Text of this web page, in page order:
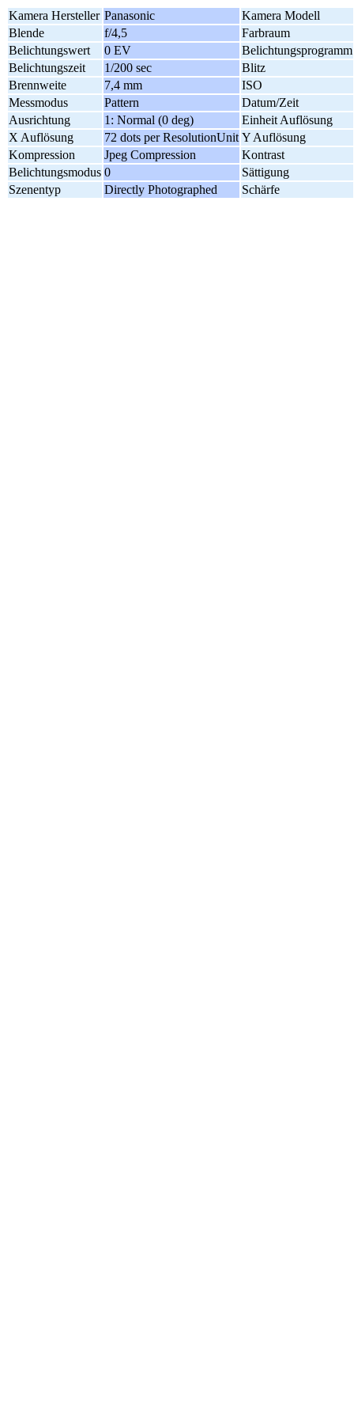
Kamera Hersteller Panasonic
Kamera Modell
Blende
f/4,5
Farbraum
Belichtungswert
0 EV
Belichtungsprogramm
Belichtungszeit
1/200 sec
Blitz
Brennweite
7,4 mm
ISO
Messmodus
Pattern
Datum/Zeit
Ausrichtung
1: Normal (0 deg)
Einheit Auflösung
X Auflösung
72 dots per ResolutionUnit Y Auflösung
Kompression
Jpeg Compression
Kontrast
Belichtungsmodus 0
Sättigung
Szenentyp
Directly Photographed Schärfe